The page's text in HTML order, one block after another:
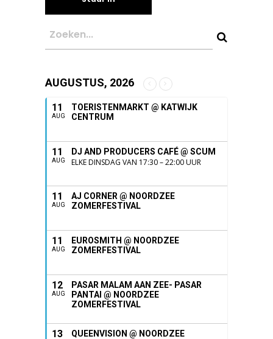
AUGUSTUS, 2026
11
AUG
TOERISTENMARKT @ KATWIJK
CENTRUM
11
AUG
DJ AND PRODUCERS CAFÉ @ SCUM
ELKE DINSDAG VAN 17:30 – 22:00 UUR
11
AUG
AJ CORNER @ NOORDZEE
ZOMERFESTIVAL
11
AUG
EUROSMITH @ NOORDZEE
ZOMERFESTIVAL
12
AUG
PASAR MALAM AAN ZEE- PASAR
PANTAI @ NOORDZEE
ZOMERFESTIVAL
13
QUEENVISION @ NOORDZEE